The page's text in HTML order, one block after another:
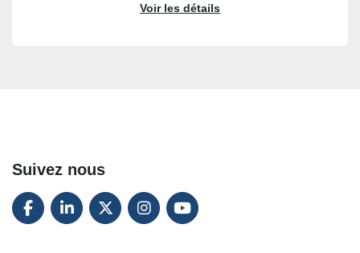
Voir les détails
Suivez nous
FACEBOOK
LINKEDINTWITTERINSTAGRAM
YOUTUBE